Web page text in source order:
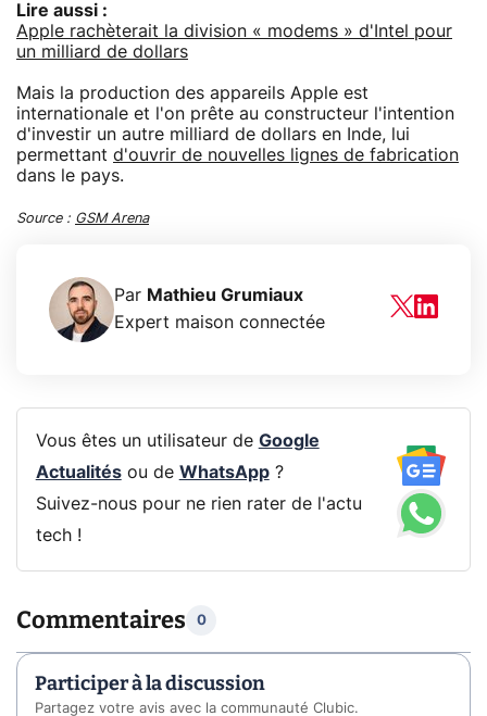
Lire aussi :
Apple rachèterait la division « modems » d'Intel pour
un milliard de dollars
Mais la production des appareils Apple est
internationale et l'on prête au constructeur l'intention
d'investir un autre milliard de dollars en Inde, lui
permettant d'ouvrir de nouvelles lignes de fabrication
dans le pays.
Source : GSM Arena
Par Mathieu Grumiaux
Expert maison connectée
Vous êtes un utilisateur de Google
Actualitésou de WhatsApp?
Suivez-nous pour ne rien rater de l'actu
tech !
Commentaires 0
Participer à la discussion
Partagez votre avis avec la communauté Clubic.